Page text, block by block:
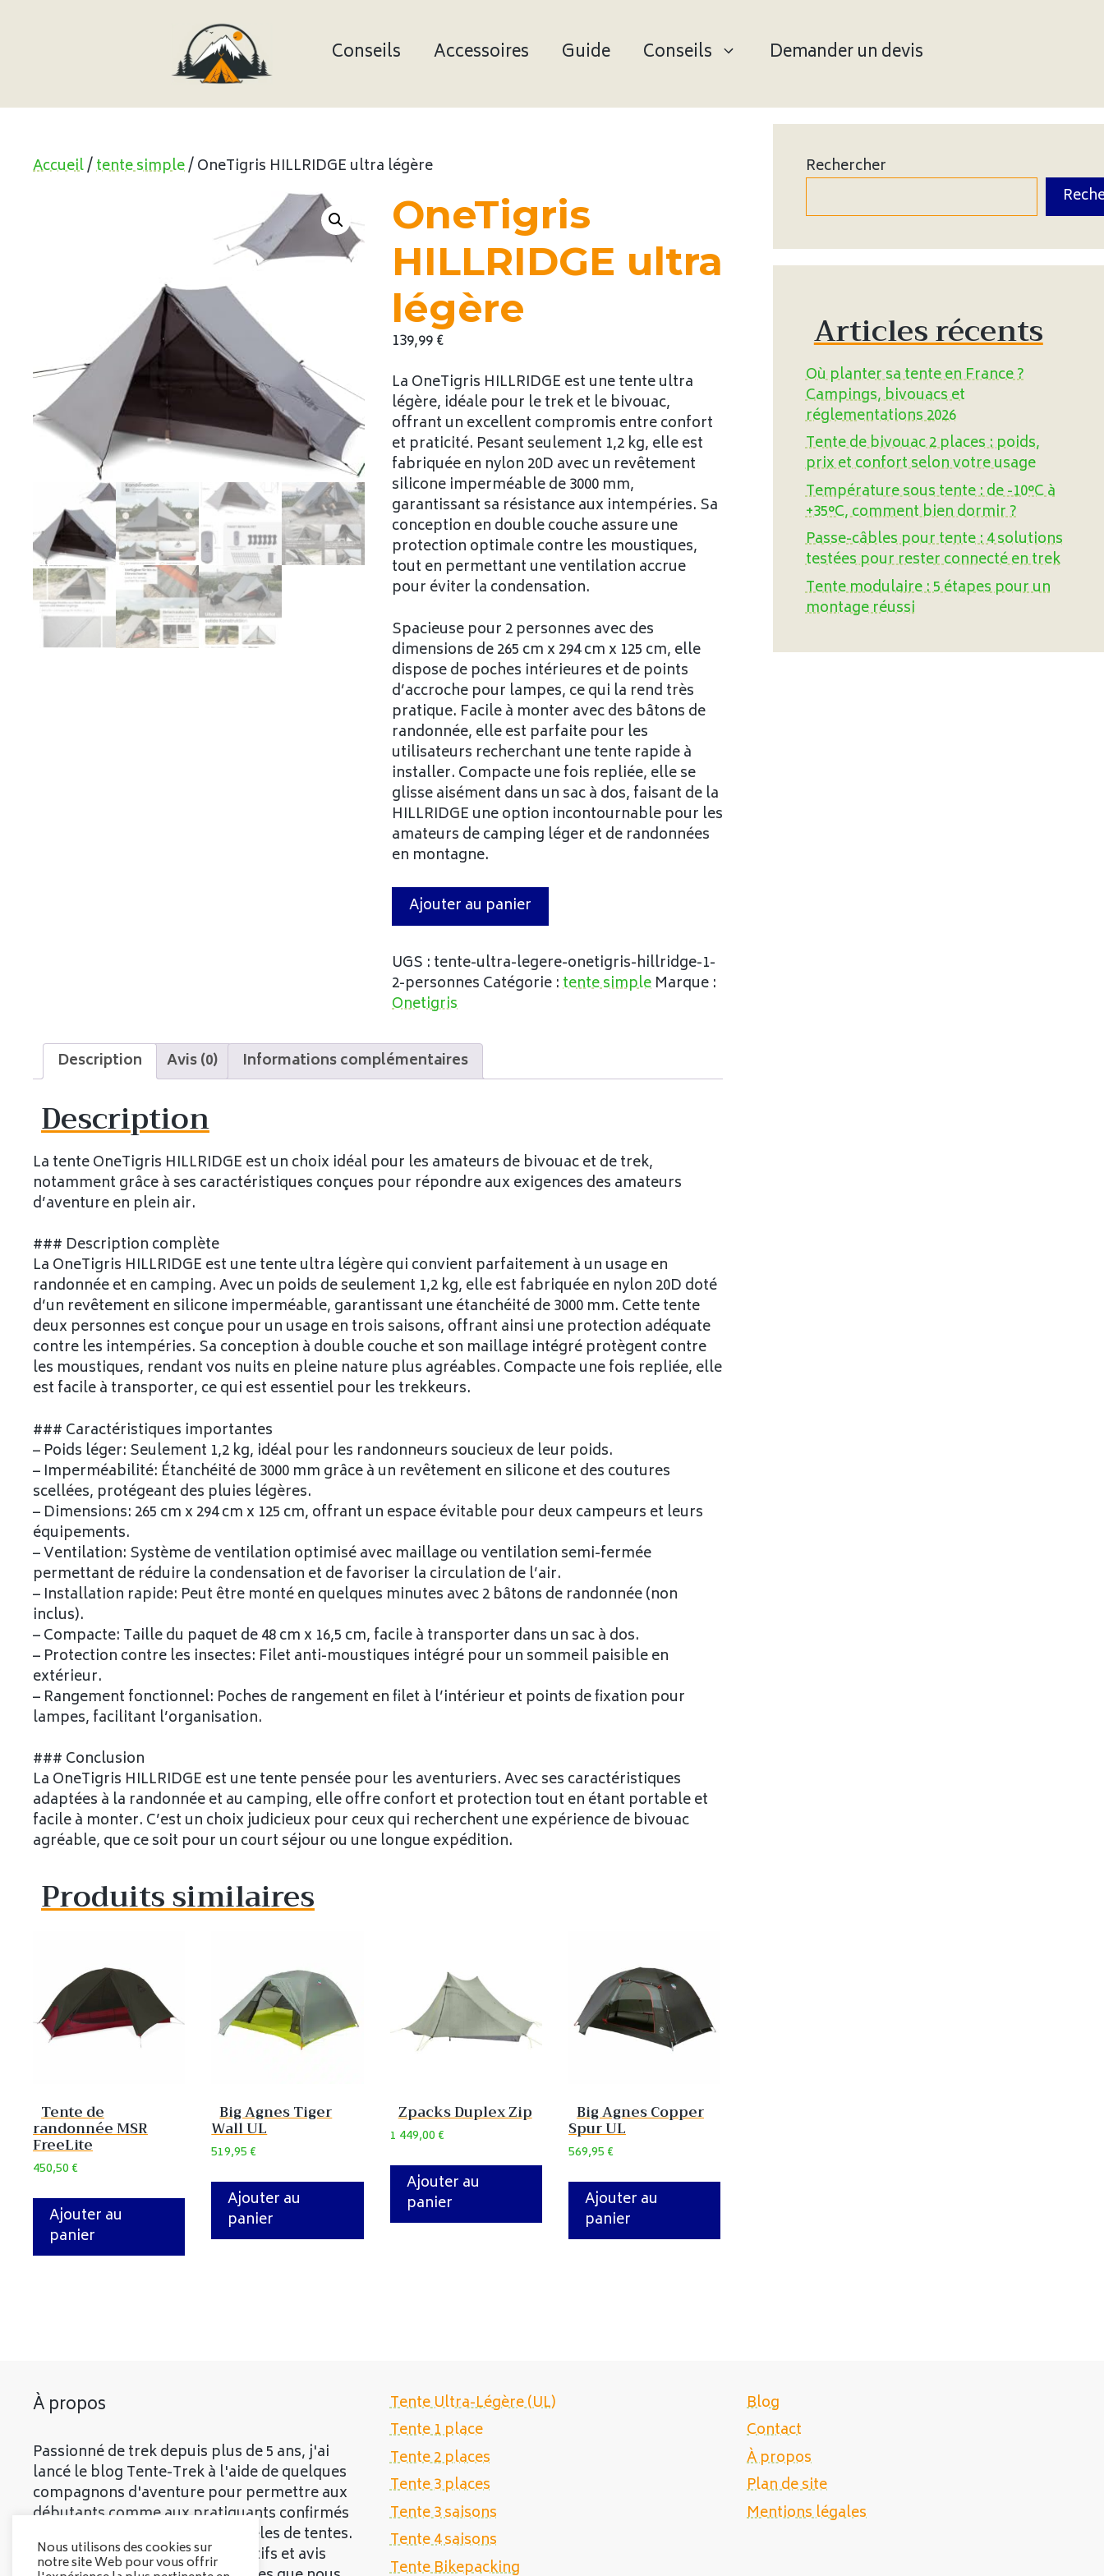
Conseils Accessoires Guide Conseils Demander un devis
Accueil/tente simple/ OneTigris HILLRIDGE ultra légère
OneTigris
HILLRIDGE ultra
légère
139,99€
La OneTigris HILLRIDGE est une tente ultra
légère, idéale pour le trek et le bivouac,
offrant un excellent compromis entre confort
et praticité. Pesant seulement 1,2 kg, elle est
fabriquée en nylon 20D avec un revêtement
silicone imperméable de 3000 mm,
garantissant sa résistance aux intempéries. Sa
conception en double couche assure une
protection optimale contre les moustiques,
tout en permettant une ventilation accrue
pour éviter la condensation.
Spacieuse pour 2 personnes avec des
dimensions de 265 cm x 294 cm x 125 cm, elle
dispose de poches intérieures et de points
d’accroche pour lampes, ce qui la rend très
pratique. Facile à monter avec des bâtons de
randonnée, elle est parfaite pour les
utilisateurs recherchant une tente rapide à
installer. Compacte une fois repliée, elle se
glisse aisément dans un sac à dos, faisant de la
HILLRIDGE une option incontournable pour les
amateurs de camping léger et de randonnées
en montagne.
Ajouter au panier
UGS : tente-ultra-legere-onetigris-hillridge-1-
2-personnes Catégorie :tente simple Marque :
Onetigris
Description Avis (0) Informations complémentaires
Description
La tente OneTigris HILLRIDGE est un choix idéal pour les amateurs de bivouac et de trek,
notamment grâce à ses caractéristiques conçues pour répondre aux exigences des amateurs
d’aventure en plein air.
### Description complète
La OneTigris HILLRIDGE est une tente ultra légère qui convient parfaitement à un usage en
randonnée et en camping. Avec un poids de seulement 1,2 kg, elle est fabriquée en nylon 20D doté
d’un revêtement en silicone imperméable, garantissant une étanchéité de 3000 mm. Cette tente
deux personnes est conçue pour un usage en trois saisons, offrant ainsi une protection adéquate
contre les intempéries. Sa conception à double couche et son maillage intégré protègent contre
les moustiques, rendant vos nuits en pleine nature plus agréables. Compacte une fois repliée, elle
est facile à transporter, ce qui est essentiel pour les trekkeurs.
### Caractéristiques importantes
– Poids léger: Seulement 1,2 kg, idéal pour les randonneurs soucieux de leur poids.
– Imperméabilité: Étanchéité de 3000 mm grâce à un revêtement en silicone et des coutures
scellées, protégeant des pluies légères.
– Dimensions: 265 cm x 294 cm x 125 cm, offrant un espace évitable pour deux campeurs et leurs
équipements.
– Ventilation: Système de ventilation optimisé avec maillage ou ventilation semi-fermée
permettant de réduire la condensation et de favoriser la circulation de l’air.
– Installation rapide: Peut être monté en quelques minutes avec 2 bâtons de randonnée (non
inclus).
– Compacte: Taille du paquet de 48 cm x 16,5 cm, facile à transporter dans un sac à dos.
– Protection contre les insectes: Filet anti-moustiques intégré pour un sommeil paisible en
extérieur.
– Rangement fonctionnel: Poches de rangement en filet à l’intérieur et points de fixation pour
lampes, facilitant l’organisation.
### Conclusion
La OneTigris HILLRIDGE est une tente pensée pour les aventuriers. Avec ses caractéristiques
adaptées à la randonnée et au camping, elle offre confort et protection tout en étant portable et
facile à monter. C’est un choix judicieux pour ceux qui recherchent une expérience de bivouac
agréable, que ce soit pour un court séjour ou une longue expédition.
Produits similaires
Tente de
randonnée MSR
FreeLite
450,50€
Ajouter au
panier
Big Agnes Tiger
Wall UL
519,95€
Ajouter au
panier
Zpacks Duplex Zip
1 449,00€
Ajouter au
panier
Big Agnes Copper
Spur UL
569,95€
Ajouter au
panier
Rechercher
Articles récents
Où planter sa tente en France ?
Campings, bivouacs et
réglementations 2026
Tente de bivouac 2 places : poids,
prix et confort selon votre usage
Température sous tente : de -10°C à
+35°C, comment bien dormir ?
Passe-câbles pour tente : 4 solutions
testées pour rester connecté en trek
Tente modulaire : 5 étapes pour un
montage réussi
À propos
Passionné de trek depuis plus de 5 ans, j'ai
lancé le blog Tente-Trek à l'aide de quelques
compagnons d'aventure pour permettre aux
débutants comme aux pratiquants confirmés
de découvrir les meilleurs modèles de tentes.
Vous trouverez divers comparatifs et avis
Tente Ultra-Légère (UL)
Tente 1 place
Tente 2 places
Tente 3 places
Tente 3 saisons
Tente 4 saisons
Tente Bikepacking
Blog
Contact
À propos
Plan de site
Mentions légales
Nous utilisons des cookies sur
notre site Web pour vous offrir